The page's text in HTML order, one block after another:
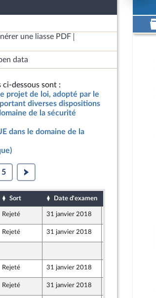
une liasse PDF
data
ci-dessous sont :
projet de loi, adopté par le
diverses dispositions
de la sécurité
dans le domaine de la
5
Sort Date d'examen
Rejeté 31 janvier 2018
Rejeté 31 janvier 2018
Rejeté 31 janvier 2018
Rejeté 31 janvier 2018